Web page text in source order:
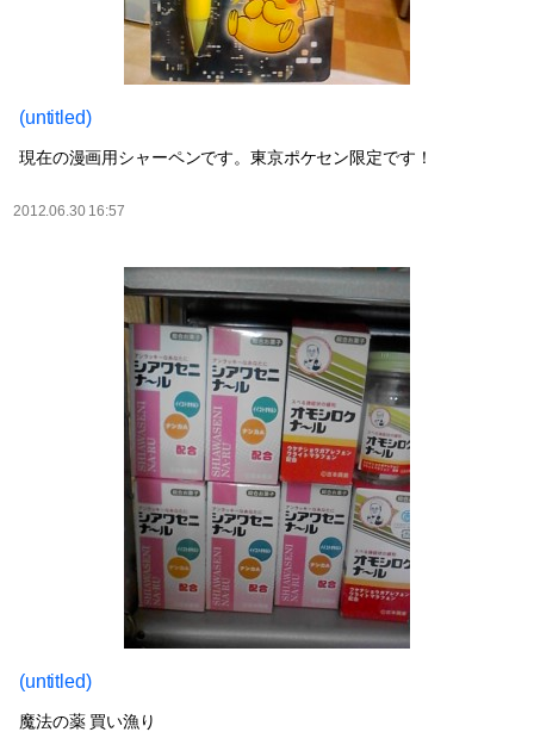
(untitled)
現在の漫画用シャーペンです。東京ポケセン限定です！
2012.06.30 16:57
(untitled)
魔法の薬 買い漁り